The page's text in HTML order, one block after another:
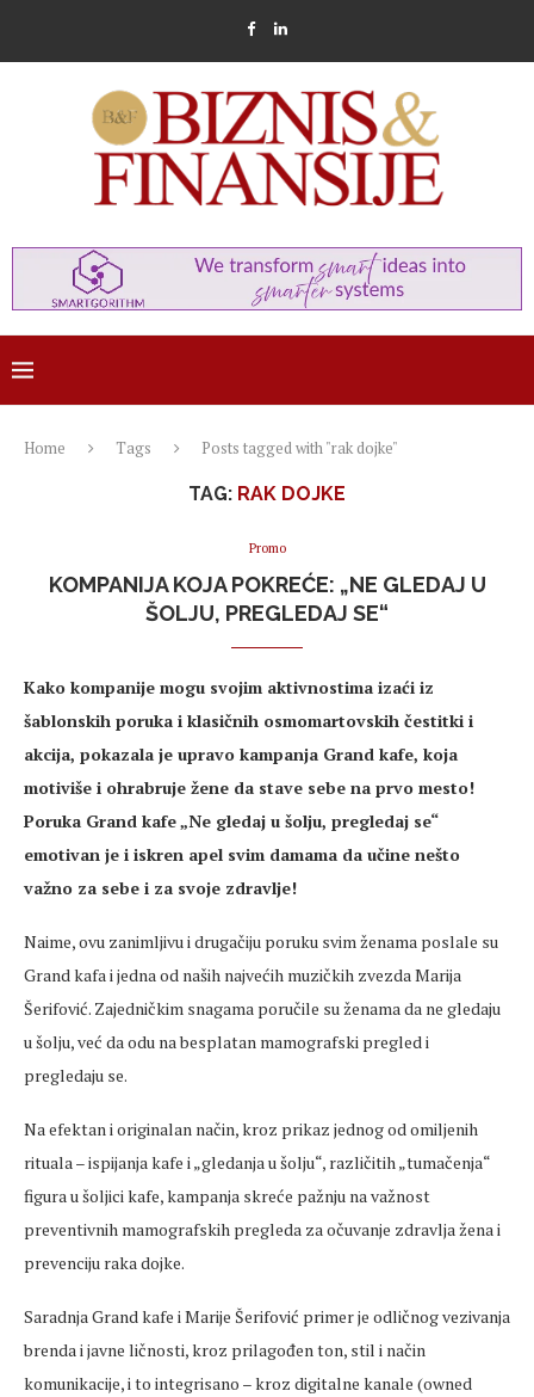
Home Tags Posts tagged with "rak dojke"
TAG: RAK DOJKE
Promo
KOMPANIJA KOJA POKREĆE: „NE GLEDAJ U
ŠOLJU, PREGLEDAJ SE“
Kako kompanije mogu svojim aktivnostima izaći iz
šablonskih poruka i klasičnih osmomartovskih čestitki i
akcija, pokazala je upravo kampanja Grand kafe, koja
motiviše i ohrabruje žene da stave sebe na prvo mesto!
Poruka Grand kafe „Ne gledaj u šolju, pregledaj se“
emotivan je i iskren apel svim damama da učine nešto
važno za sebe i za svoje zdravlje!
Naime, ovu zanimljivu i drugačiju poruku svim ženama poslale su
Grand kafa i jedna od naših najvećih muzičkih zvezda Marija
Šerifović. Zajedničkim snagama poručile su ženama da ne gledaju
u šolju, već da odu na besplatan mamografski pregled i
pregledaju se.
Na efektan i originalan način, kroz prikaz jednog od omiljenih
rituala – ispijanja kafe i „gledanja u šolju“, različitih „tumačenja“
figura u šoljici kafe, kampanja skreće pažnju na važnost
preventivnih mamografskih pregleda za očuvanje zdravlja žena i
prevenciju raka dojke.
Saradnja Grand kafe i Marije Šerifović primer je odličnog vezivanja
brenda i javne ličnosti, kroz prilagođen ton, stil i način
komunikacije, i to integrisano – kroz digitalne kanale (owned